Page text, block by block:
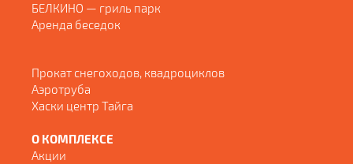
БЕЛКИНО — гриль парк
Аренда беседок
Прокат снегоходов, квадроциклов
Аэротруба
Хаски центр Тайга
О КОМПЛЕКСЕ
Акции